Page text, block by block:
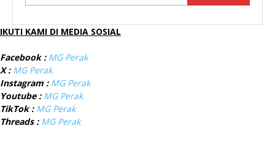
IKUTI KAMI DI MEDIA SOSIAL
Facebook : MG Perak
X : MG Perak
Instagram : MG Perak
Youtube : MG Perak
TikTok : MG Perak
Threads : MG Perak